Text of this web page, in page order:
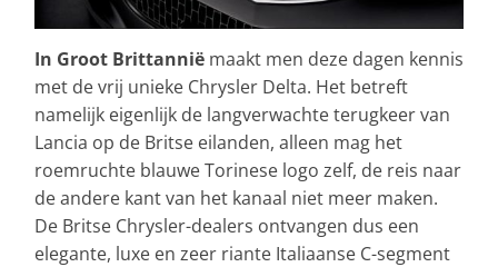
In Groot Brittannië maakt men deze dagen kennis
met de vrij unieke Chrysler Delta. Het betreft
namelijk eigenlijk de langverwachte terugkeer van
Lancia op de Britse eilanden, alleen mag het
roemruchte blauwe Torinese logo zelf, de reis naar
de andere kant van het kanaal niet meer maken.
De Britse Chrysler-dealers ontvangen dus een
elegante, luxe en zeer riante Italiaanse C-segment